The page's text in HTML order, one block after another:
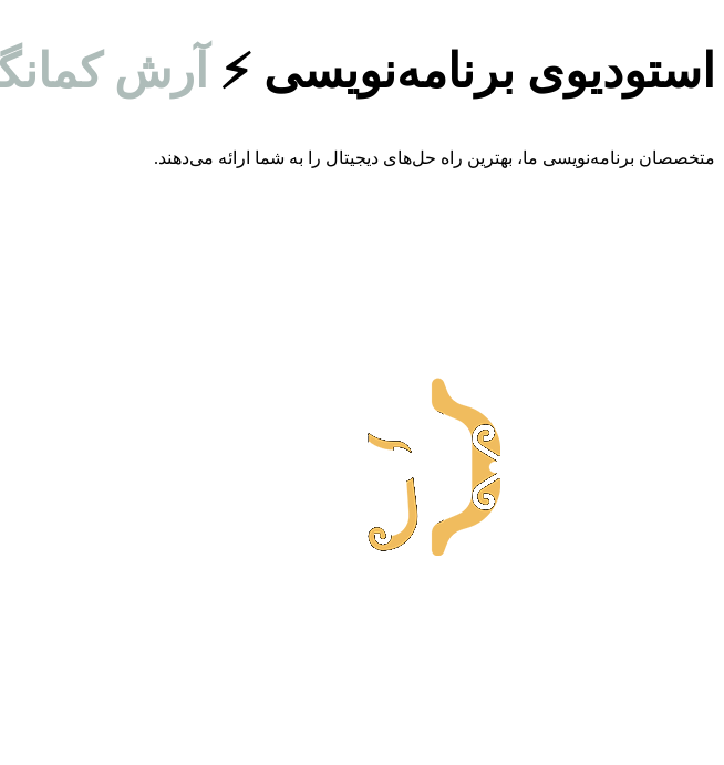
استودیوی برنامه‌نویسی ⚡️ آرش
متخصصان برنامه‌نویسی ما، بهترین راه حل‌های دیجیتال را به شما ارائه می‌دهند.